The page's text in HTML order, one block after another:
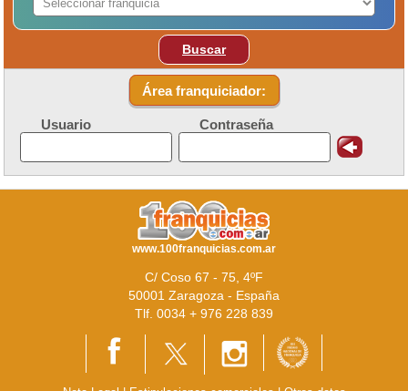
Buscar
Área franquiciador:
Usuario Contraseña
www.100franquicias.com.ar
C/ Coso 67 - 75, 4ºF
50001 Zaragoza - España
Tlf. 0034 + 976 228 839